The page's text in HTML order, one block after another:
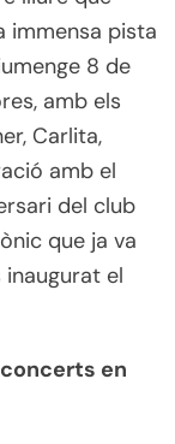
immensa pista
8 de
amb els
Carlita,
amb el
del club
que ja va
el
en